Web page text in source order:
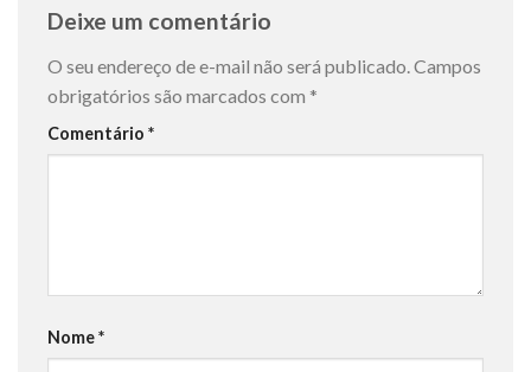
Deixe um comentário
O seu endereço de e-mail não será publicado. Campos
obrigatórios são marcados com *
Comentário *
Nome*